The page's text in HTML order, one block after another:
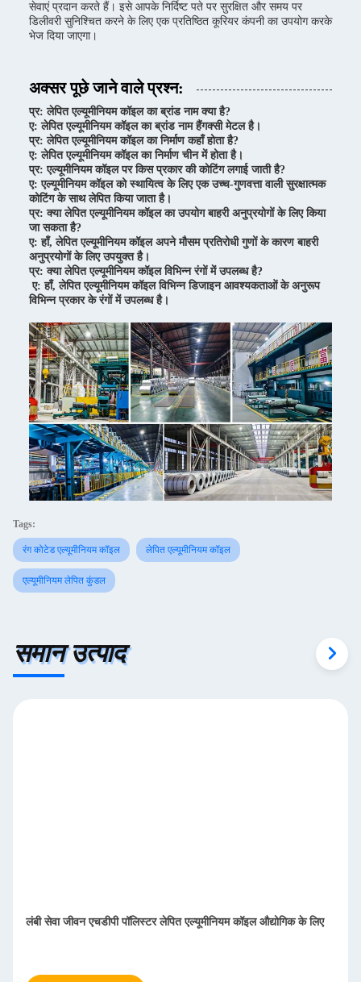
सेवाएं प्रदान करते हैं। इसे आपके निर्दिष्ट पते पर सुरक्षित और समय पर
डिलीवरी सुनिश्चित करने के लिए एक प्रतिष्ठित कूरियर कंपनी का उपयोग करके
भेज दिया जाएगा।
अक्सर पूछे जाने वाले प्रश्न:
प्र: लेपित एल्यूमीनियम कॉइल का ब्रांड नाम क्या है?
ए: लेपित एल्यूमीनियम कॉइल का ब्रांड नाम हैंगक्सी मेटल है।
प्र: लेपित एल्यूमीनियम कॉइल का निर्माण कहाँ होता है?
ए: लेपित एल्यूमीनियम कॉइल का निर्माण चीन में होता है।
प्र: एल्यूमीनियम कॉइल पर किस प्रकार की कोटिंग लगाई जाती है?
ए: एल्यूमीनियम कॉइल को स्थायित्व के लिए एक उच्च-गुणवत्ता वाली सुरक्षात्मक
कोटिंग के साथ लेपित किया जाता है।
प्र: क्या लेपित एल्यूमीनियम कॉइल का उपयोग बाहरी अनुप्रयोगों के लिए किया
जा सकता है?
ए: हाँ, लेपित एल्यूमीनियम कॉइल अपने मौसम प्रतिरोधी गुणों के कारण बाहरी
अनुप्रयोगों के लिए उपयुक्त है।
प्र: क्या लेपित एल्यूमीनियम कॉइल विभिन्न रंगों में उपलब्ध है?
ए: हाँ, लेपित एल्यूमीनियम कॉइल विभिन्न डिजाइन आवश्यकताओं के अनुरूप
विभिन्न प्रकार के रंगों में उपलब्ध है।
Tags:
रंग कोटेड एल्यूमीनियम कॉइल लेपित एल्यूमीनियम कॉइल
एल्यूमीनियम लेपित कुंडल
समान उत्पाद
लंबी सेवा जीवन एचडीपी पॉलिस्टर लेपित एल्यूमीनियम कॉइल औद्योगिक के लिए